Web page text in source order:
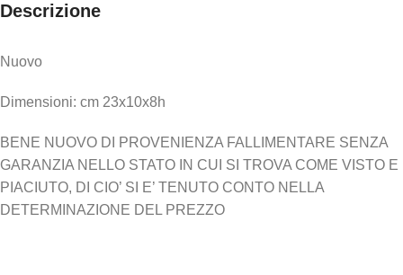
Descrizione
Nuovo
Dimensioni: cm 23x10x8h
BENE NUOVO DI PROVENIENZA FALLIMENTARE SENZA
GARANZIA NELLO STATO IN CUI SI TROVA COME VISTO E
PIACIUTO, DI CIO’ SI E’ TENUTO CONTO NELLA
DETERMINAZIONE DEL PREZZO